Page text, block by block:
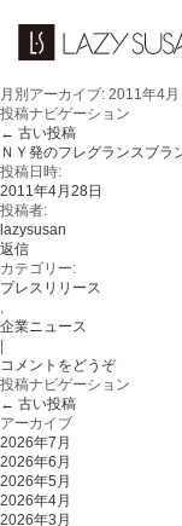
月別アーカイブ: 2011年4月
投稿ナビゲーション
← 古い投稿
ＮＹ発のフレグランスブ
投稿日時:
2011年4月28日
投稿者:
lazysusan
返信
カテゴリー:
プレスリリース
,
企業ニュース
コメントをどうぞ
投稿ナビゲーション
← 古い投稿
アーカイブ
2026年7月
2026年6月
2026年5月
2026年4月
2026年3月